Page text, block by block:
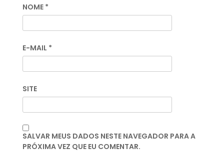
NOME *
E-MAIL *
SITE
SALVAR MEUS DADOS NESTE NAVEGADOR PARA A
PRÓXIMA VEZ QUE EU COMENTAR.